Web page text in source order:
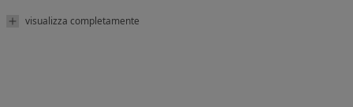
visualizza completamente